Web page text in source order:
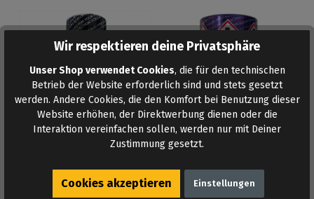
Durchschnittliche Bewertung von 4 von 5 Sternen
PRAGUE SPECIAL
SUPER 69 SMALL
Wir respektieren deine Privatsphäre
Unser Shop verwendet Cookies, die für den technischen
Betrieb der Website erforderlich sind und stets gesetzt
werden. Andere Cookies, die den Komfort bei Benutzung dieser
Website erhöhen, der Direktwerbung dienen oder die
Interaktion vereinfachen sollen, werden nur mit Deiner
Zustimmung gesetzt.
Cookies akzeptieren Einstellungen